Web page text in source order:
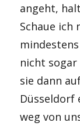
angeht,
Schaue ich
nicht
sie dann
weg von